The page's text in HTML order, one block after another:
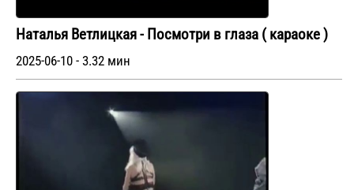
Наталья Ветлицкая - Посмотри в глаза ( караоке )
2025-06-10 - 3.32 мин